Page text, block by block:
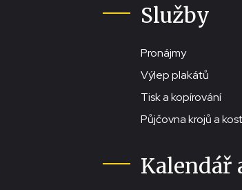
Služby
Pronájmy
Výlep plakátů
Tisk a kopírování
Půjčovna krojů a
Kalendář